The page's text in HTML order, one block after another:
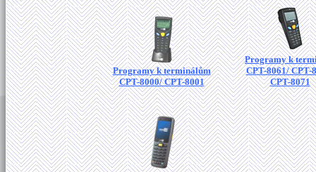
Programy k terminálům
CPT-8000/ CPT-8001
Programy k
CPT-8061/ CPT-
CPT-8071